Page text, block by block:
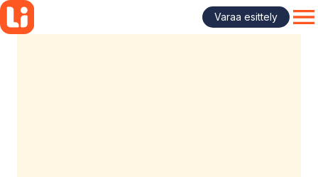
Varaa esittely
Siirry
sisältöön